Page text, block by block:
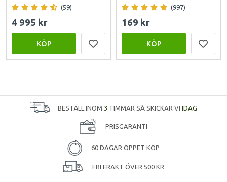
(59)
4 995 kr
KÖP
(997)
169 kr
KÖP
BESTÄLL INOM 3 TIMMAR SÅ SKICKAR VI IDAG
PRISGARANTI
60 DAGAR ÖPPET KÖP
FRI FRAKT ÖVER 500 KR